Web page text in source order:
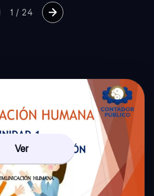
1 / 24
Ver